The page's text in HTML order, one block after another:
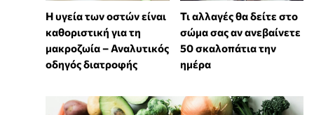
Η υγεία των οστών είναι
καθοριστική για τη
μακροζωία – Αναλυτικός
οδηγός διατροφής
Τι αλλαγές θα δείτε στο
σώμα σας αν ανεβαίνετε
50 σκαλοπάτια την
ημέρα